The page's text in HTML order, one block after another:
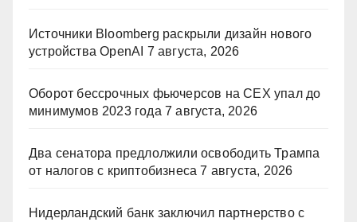
Источники Bloomberg раскрыли дизайн нового
устройства OpenAI 7 августа, 2026
Оборот бессрочных фьючерсов на CEX упал до
минимумов 2023 года 7 августа, 2026
Два сенатора предлолжили освободить Трампа
от налогов с криптобизнеса 7 августа, 2026
Нидерландский банк заключил партнерство с